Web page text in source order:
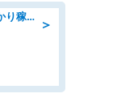
＞
自動車部品の検査/寮費無料でしっかり稼げる denso aichi